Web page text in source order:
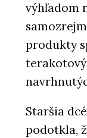
výhľadom
produkty
Staršia
podotkla,